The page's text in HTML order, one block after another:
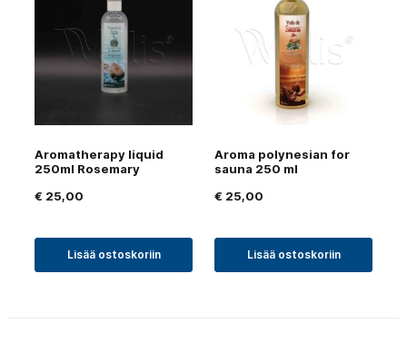
Aromatherapy liquid
250ml Rosemary
€ 25,00
Lisää ostoskoriin
Aroma polynesian for
sauna 250 ml
€ 25,00
Lisää ostoskoriin